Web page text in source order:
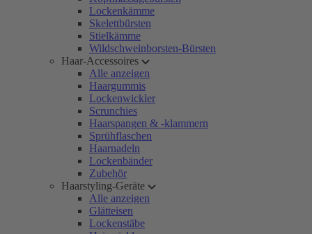
Lockenkämme
Skelettbürsten
Stielkämme
Wildschweinborsten-Bürsten
Haar-Accessoires
Alle anzeigen
Haargummis
Lockenwickler
Scrunchies
Haarspangen & -klammern
Sprühflaschen
Haarnadeln
Lockenbänder
Zubehör
Haarstyling-Geräte
Alle anzeigen
Glätteisen
Lockenstäbe